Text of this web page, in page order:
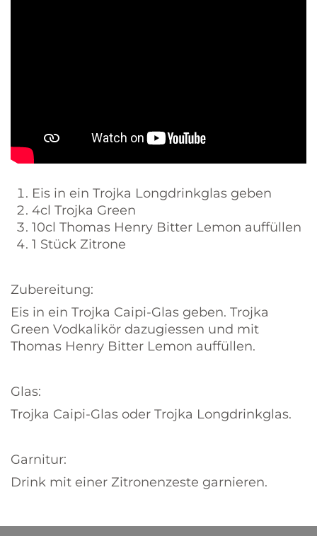
Eis in ein Trojka Longdrinkglas geben
4cl Trojka Green
10cl Thomas Henry Bitter Lemon auffüllen
1 Stück Zitrone
Zubereitung:
Eis in ein Trojka Caipi-Glas geben. Trojka
Green Vodkalikör dazugiessen und mit
Thomas Henry Bitter Lemon auffüllen.
Glas:
Trojka Caipi-Glas oder Trojka Longdrinkglas.
Garnitur:
Drink mit einer Zitronenzeste garnieren.